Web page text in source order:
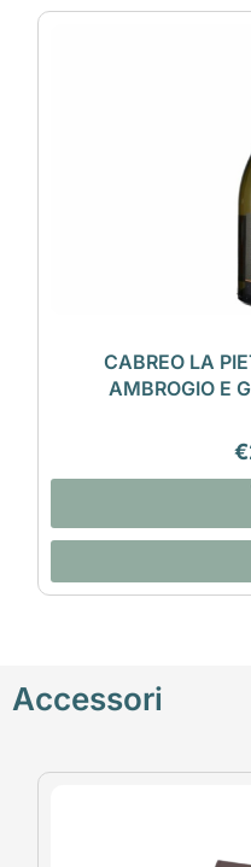
CABREO LA
AMBROGIO E
€
Accessori